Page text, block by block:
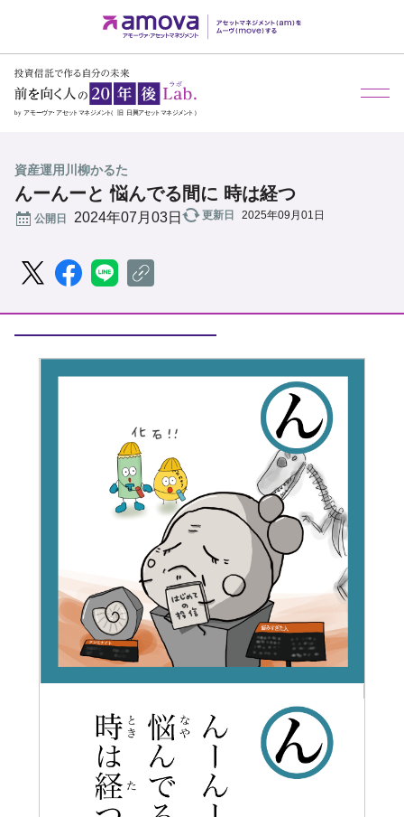
資産運用川柳かるた
んーんーと 悩んでる間に 時は経つ
公開日 更新日 2025年09月01日